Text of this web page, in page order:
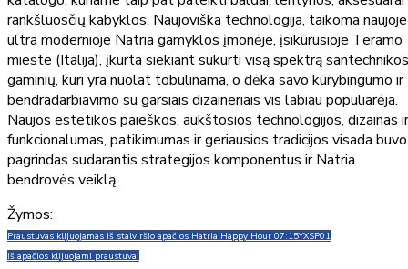
rankšluosčių kabyklos. Naujoviška technologija, taikoma naujoje
ultra modernioje Natria gamyklos įmonėje, įsikūrusioje Teramo
mieste (Italija), įkurta siekiant sukurti visą spektrą santechnikos
gaminių, kuri yra nuolat tobulinama, o dėka savo kūrybingumo ir
bendradarbiavimo su garsiais dizaineriais vis labiau populiarėja.
Naujos estetikos paieškos, aukštosios technologijos, dizainas ir
funkcionalumas, patikimumas ir geriausios tradicijos visada buvo
pagrindas sudarantis strategijos komponentus ir Natria
bendrovės veiklą.
Žymos:
Praustuvas klijuojamas iš stalviršio apačios Hatria Happy Hour 07:15YXSP01
Iš apačios klijuojami praustuvai